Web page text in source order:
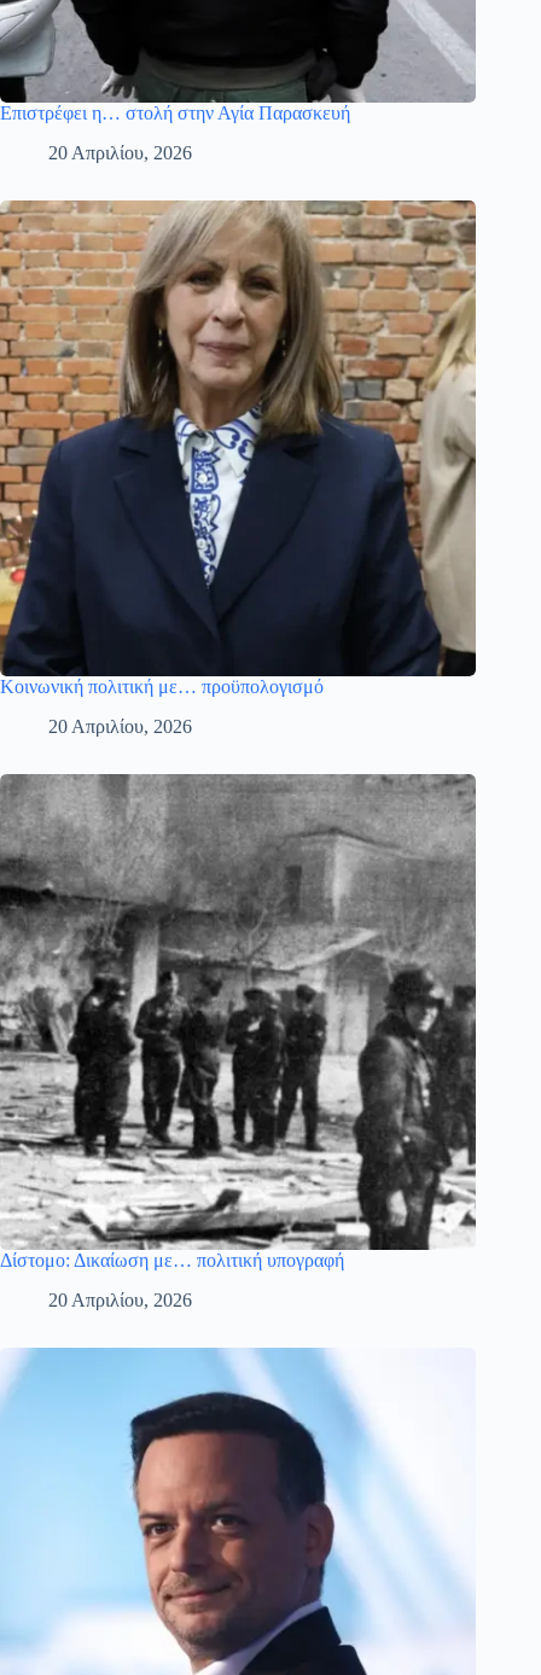
Επιστρέφει η… στολή στην Αγία Παρασκευή
20 Απριλίου, 2026
Κοινωνική πολιτική με… προϋπολογισμό
20 Απριλίου, 2026
Δίστομο: Δικαίωση με… πολιτική υπογραφή
20 Απριλίου, 2026